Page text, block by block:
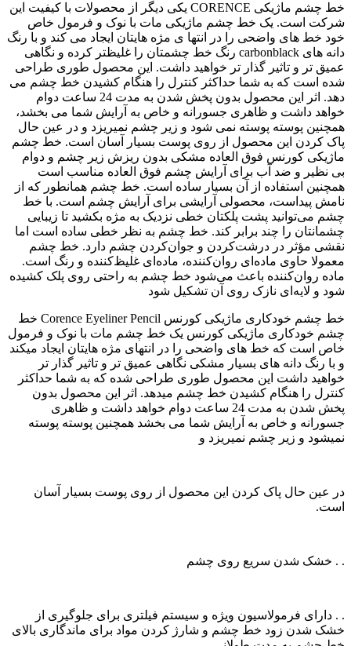
خط چشم ماژیکی CORENCE یکی دیگر از محصولات با کیفیت این
شرکت است. یک خط چشم ماژیکی مات با نوک و فرمول خاص
خود خط های واضحی را در انتها ی مژه هایتان ایجاد می کند و با رنگ
دانه های carbonblack رنگ خط چشمتان را غلیظتر کرده و نگاهی
عمیق تر و تاثیر گذار تر خواهید داشت. این محصول طوری طراحی
شده است که به شما حداکثر کنترل را هنگام کشیدن خط چشم می
دهد. اثر این محصول بدون پخش شدن به مدت 24 ساعت دوام
خواهد داشت و ظاهری جسورانه و خاص به آرایش شما می بخشد،
همچنین پوسته پوسته نمی شود و زیر چشم نمیریزد و در عین حال
پاک کردن این محصول از روی پوست بسیار آسان است. خط چشم
ماژیکی کورنس فوق العاده مشکی بدون ریزش زیر چشم و دوام
بی نظیر و ضد آب برای آرایش چشم فوق العاده مناسب است
همچنین استفاده از آن بسیار ساده است. خط چشم همانطور که از
نامش پیداست، محصولی آرایشی برای آرایش چشم است. با خط
چشم می‌توانید پشت پلکتان خطی نزدیک به مژه بکشید تا زیبایی
چشمانتان را چند برابر کند. خط چشم به نظر خطی ساده است اما
نقشی مؤثر در درشت‌کردن و جوان‌کردن چشم دارد. خط چشم
معمولا حاوی ماده‌ای روان‌کننده، ماده‌ای غلیظ‌کننده و رنگ است.
ماده روان‌کننده باعث می‌شود خط چشم به راحتی روی پلک کشیده
شود و لایه‌ای نازک روی آن تشکیل شود
خط چشم خودکاری ماژیکی کورنس Corence Eyeliner Pencil خط
چشم خودکاری ماژیکی کورنس یک خط چشم مات با نوک و فرمول
خاص است که خط های واضحی را در انتهای مژه هایتان ایجاد میکند
و با رنگ دانه های بسیار مشکی نگاهی عمیق تر و تاثیر گذار تر
خواهید داشت این محصول طوری طراحی شده که به شما حداکثر
کنترل را هنگام کشیدن خط چشم میدهد. اثر این محصول بدون
پخش شدن به مدت 24 ساعت دوام خواهد داشت و ظاهری
جسورانه و خاص به آرایش شما می بخشد همچنین پوسته پوسته
نمیشود و زیر چشم نمیریزد و
در عین حال پاک کردن این محصول از روی پوست بسیار آسان
است.
. . خشک شدن سریع روی چشم
. . دارای فرمولاسیون ویژه و سیستم فیلتری برای جلوگیری از
خشک شدن زود خط چشم و شارژ کردن مواد برای ماندگاری بالای